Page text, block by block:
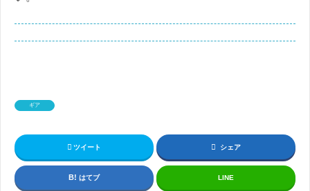
ギア
ツイート シェア
はてブ LINE